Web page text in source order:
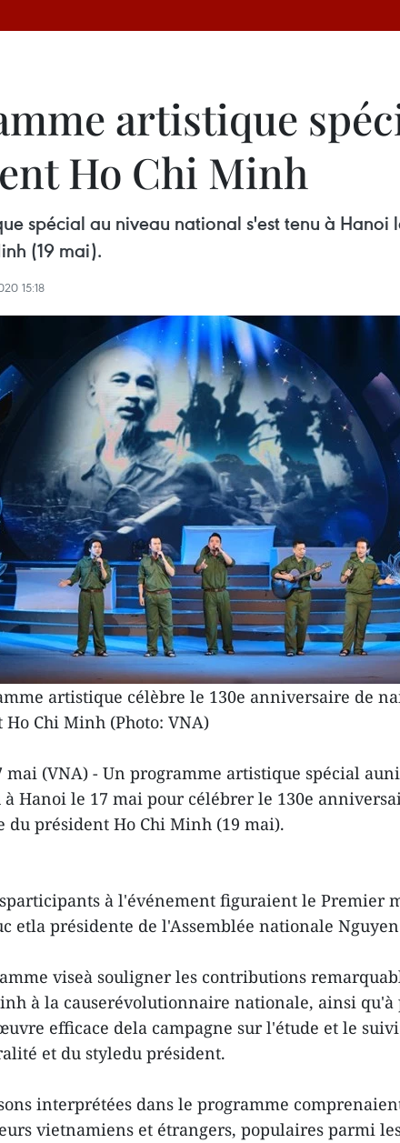
artistique
Ho Chi Minh
spécial au niveau national s'est tenu à
(19 mai).
15:18
artistique célèbre le 130e anniversaire de
Chi Minh (Photo: VNA)
mai (VNA) - Un programme artistique spécial
à Hanoi le 17 mai pour célébrer le 130e
du président Ho Chi Minh (19 mai).
à l'événement figuraient le Premier
etla présidente de l'Assemblée nationale
viseà souligner les contributions
à la causerévolutionnaire nationale, ainsi
efficace dela campagne sur l'étude et le
et du styledu président.
interprétées dans le programme
vietnamiens et étrangers, populaires parmi